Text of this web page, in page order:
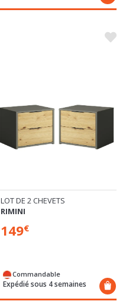
LOT DE 2 CHEVETS
RIMINI
149€
Commandable
Expédié sous 4 semaines